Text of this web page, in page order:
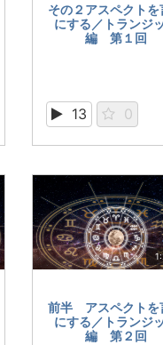
その２アスペクトを
にする／トランジ
編 第１回
13 0
前半 アスペクトを
にする／トランジ
編 第２回